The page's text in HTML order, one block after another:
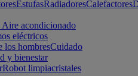
EstufasRadiadoresCalefactores
Aire acondicionado
eléctricos
los hombresCuidado
y bienestar
Robot limpiacristales